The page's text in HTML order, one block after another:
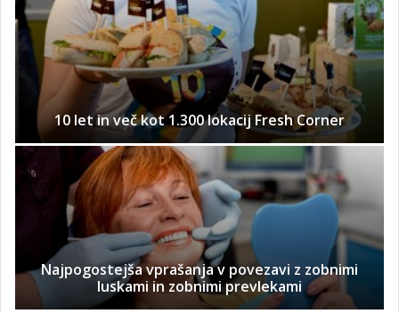
10 let in več kot 1.300 lokacij Fresh Corner
Najpogostejša vprašanja v povezavi z zobnimi
luskami in zobnimi prevlekami